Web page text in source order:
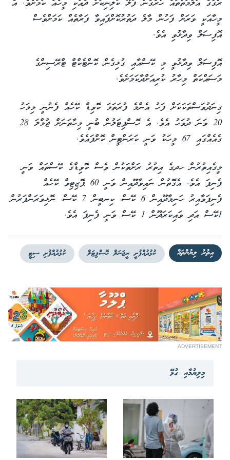
ރޯގާގެ އަލާމަތްތައް ހުރެގެން ފުލޫ ކުލިނިކަށް ދެއްކި މީހެއް ކަމަށެވެ. އެ
މީހާއަކީ ވަރަށް ފަހުން މާލެ ދަތުރުކޮށްފައިވާ ފަރާތެއް ކަމަށްވެސް
އޮފިސަލް ވިދާޅުވި އެވެ.
އޮފިސަލް ވިދާޅުވީ މި ކޭސްއާއި ގުޅިގެން ކޮންޓެކްޓް ޓްރޭސިންގެ
މަސައްކަތް މިހާރު ކުރިއަށްދާކަމަށެވެ.
ގިނަދުވަސްތަކަކަށް ފަހު އެންމެ ފުރަތަމަ ކޮވިޑް ކޭހެއް ފެނުނީ މިމަހު
20 ވަނަ ދުވަހު އެވެ. އެ ހޮސްޕިޓަލުން ބުނީ މިހާތަނަށް ޖުމްލަ 28
ގެއެއްގައި 67 މީހަކު ވަނީ ކަރަންޓީން ކޮށްފައެވެ.
މީގެއިތުރުން ހދގެ އިތުރު ރަށްތަކުން ވެސް ކޮވިޑްގެ ކޭސްތައް ވަނީ
ފެނިފަ އެވެ. އެގޮތުން ނައިވާދޫއިން ވަނީ 60 ޕޮޒިޓިވް ކޭހެއް
ފެނިފަވާއިރު ހަނިމާދޫއިން 6 ކޭސް، ކިނބީން 7 ކޭސް، ނޮޅިވަރަންފަރުން
1ކޭސް އަދި ވައިކަރަދޫން 1 ކޭސް ވަނީ ފެނިފަ އެވެ.
އިތުރު ލިޔުންތައް ކުޅުދުއްފުށީ ރީޖަނަލް ހޮސްޕިޓަލް ކުޅުދުއްފުށި ސިޓީ
ADVERTISEMENT
މިލިޔުމާއި ގުޅޭ